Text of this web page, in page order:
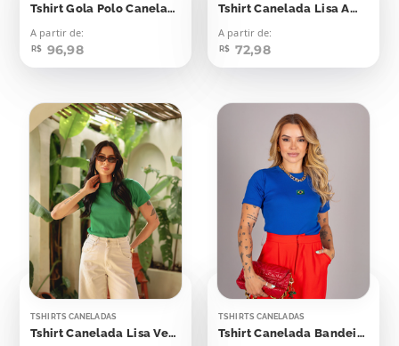
Tshirt Gola Polo Canelada Azul Skyway
A partir de:
R$ 96,98
Tshirt Canelada Lisa Amarelo Canário
A partir de:
R$ 72,98
TSHIRTS CANELADAS
Tshirt Canelada Lisa Verde Bandeira
TSHIRTS CANELADAS
Tshirt Canelada Bandeirinha Aplicação